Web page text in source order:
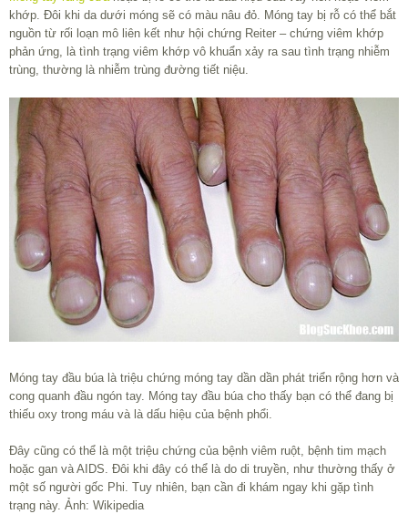
khớp. Đôi khi da dưới móng sẽ có màu nâu đỏ. Móng tay bị rỗ có thể bắt
nguồn từ rối loạn mô liên kết như hội chứng Reiter – chứng viêm khớp
phản ứng, là tình trạng viêm khớp vô khuẩn xảy ra sau tình trạng nhiễm
trùng, thường là nhiễm trùng đường tiết niệu.
Móng tay đầu búa là triệu chứng móng tay dần dần phát triển rộng hơn và
cong quanh đầu ngón tay. Móng tay đầu búa cho thấy bạn có thể đang bị
thiếu oxy trong máu và là dấu hiệu của bệnh phổi.
Đây cũng có thể là một triệu chứng của bệnh viêm ruột, bệnh tim mạch
hoặc gan và AIDS. Đôi khi đây có thể là do di truyền, như thường thấy ở
một số người gốc Phi. Tuy nhiên, bạn cần đi khám ngay khi gặp tình
trạng này. Ảnh: Wikipedia